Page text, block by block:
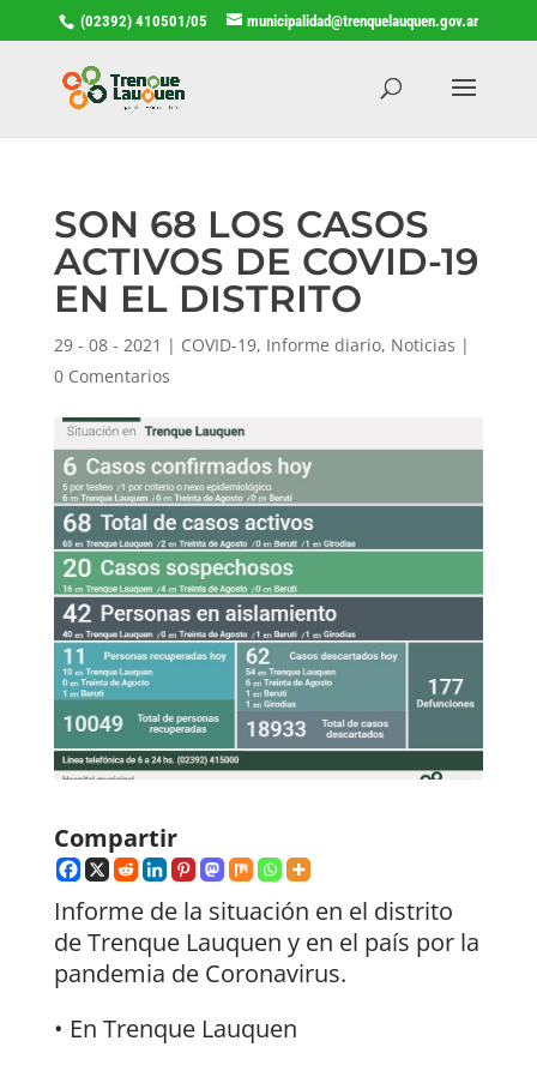
(02392) 410501/05 municipalidad@trenquelauquen.gov.ar
SON 68 LOS CASOS
ACTIVOS DE COVID-19
EN EL DISTRITO
29 - 08 - 2021 | COVID-19, Informe diario, Noticias |
0 Comentarios
Compartir
Informe de la situación en el distrito
de Trenque Lauquen y en el país por la
pandemia de Coronavirus.
• En Trenque Lauquen